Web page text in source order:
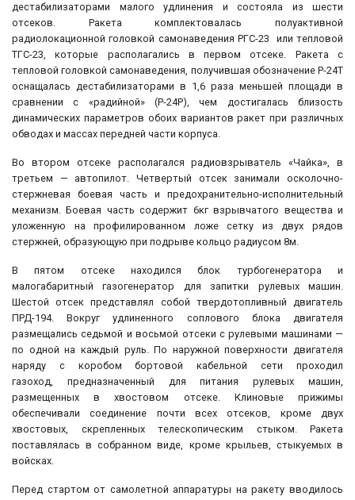
дестабилизаторами малого удлинения и состояла из шести
отсеков. Ракета комплектовалась полуактивной
радиолокационной головкой самонаведения РГС-23 или тепловой
ТГС-23, которые располагались в первом отсеке. Ракета с
тепловой головкой самонаведения, получившая обозначение Р-24Т
оснащалась дестабилизаторами в 1,6 раза меньшей площади в
сравнении с «радийной» (Р-24Р), чем достигалась близость
динамических параметров обоих вариантов ракет при различных
обводах и массах передней части корпуса.
Во втором отсеке располагался радиовзрыватель «Чайка», в
третьем — автопилот. Четвертый отсек занимали осколочно-
стержневая боевая часть и предохранительно-исполнительный
механизм. Боевая часть содержит 6кг взрывчатого вещества и
уложенную на профилированном ложе сетку из двух рядов
стержней, образующую при подрыве кольцо радиусом 8м.
В пятом отсеке находился блок турбогенератора и
малогабаритный газогенератор для запитки рулевых машин.
Шестой отсек представлял собой твердотопливный двигатель
ПРД-194. Вокруг удлиненного соплового блока двигателя
размещались седьмой и восьмой отсеки с рулевыми машинами —
по одной на каждый руль. По наружной поверхности двигателя
наряду с коробом бортовой кабельной сети проходил
газоход, предназначенный для питания рулевых машин,
размещенных в хвостовом отсеке. Клиновые прижимы
обеспечивали соединение почти всех отсеков, кроме двух
хвостовых, скрепленных телескопическим стыком. Ракета
поставлялась в собранном виде, кроме крыльев, стыкуемых в
войсках.
Перед стартом от самолетной аппаратуры на ракету вводилось